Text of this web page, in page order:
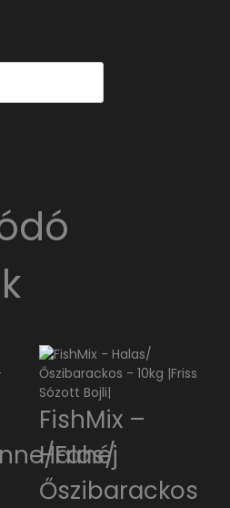
Fahéj
FishMix –
Halas/
Őszibarackos